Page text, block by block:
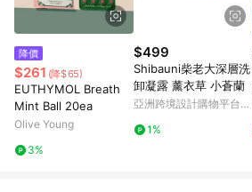
降價
$261 (降$65)
EUTHYMOL Breath
Mint Ball 20ea
Olive Young
3%
$499
Shibauni柴老大深層洗
卸凝露 薰衣草 小蒼蘭
亞洲跨境設計購物平台
1%